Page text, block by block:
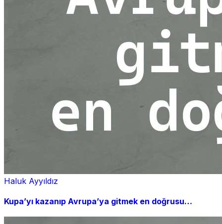
Haluk Ayyıldız
Kupa’yı kazanıp Avrupa’ya gitmek en doğrusu…